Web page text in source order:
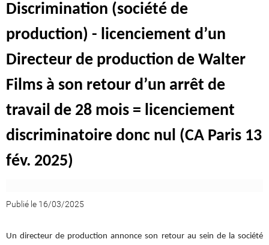
Discrimination (société de
production) - licenciement d’un
Directeur de production de Walter
Films à son retour d’un arrêt de
travail de 28 mois = licenciement
discriminatoire donc nul (CA Paris 13
fév. 2025)
Publié le 16/03/2025
Un directeur de production annonce son retour au sein de la société